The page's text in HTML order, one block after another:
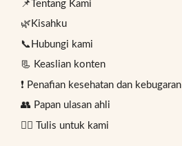
📌Tentang Kami
🌿Kisahku
📞Hubungi kami
📃 Keaslian konten
❗ Penafian kesehatan dan kebugaran
👥 Papan ulasan ahli
✍🏻 Tulis untuk kami